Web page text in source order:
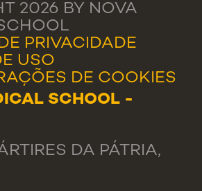
2026 BY NOVA
PRIVACIDADE
USO
DE COOKIES
SCHOOL -
DA PÁTRIA,